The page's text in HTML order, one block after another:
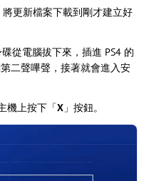
更新檔案下載到剛才建立好
從電腦拔下來，插進 PS4 的
二聲嗶聲，接著就會進入安
機上按下「X 」按鈕。